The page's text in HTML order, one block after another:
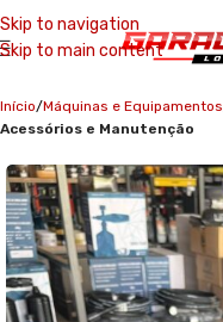
Skip to navigation
Skip to main content
Início Máquinas e Equipamentos
Acessórios e Manutenção